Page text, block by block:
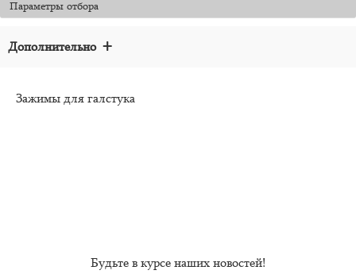
Параметры отбора
Дополнительно +
Зажимы для галстука
Будьте в курсе наших новостей!